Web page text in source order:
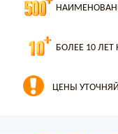
БОЛЕЕ 10
ЦЕНЫ